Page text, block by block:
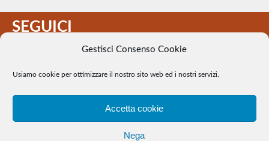
Gestisci Consenso Cookie
Usiamo cookie per ottimizzare il nostro sito web ed i nostri servizi.
Accetta cookie
Nega
SEGUICI